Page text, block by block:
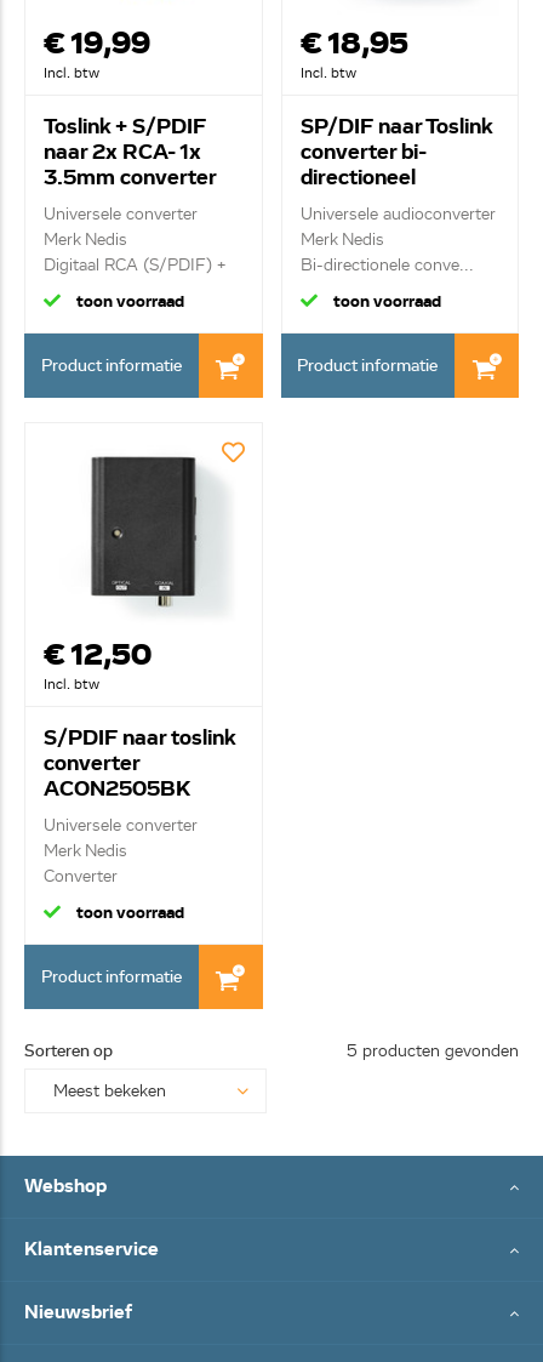
€ 19,99
Incl. btw
Toslink + S/PDIF
naar 2x RCA- 1x
3.5mm converter
ACON2510BK
Universele converter
Merk Nedis
Digitaal RCA (S/PDIF) +
T...
toon voorraad
Product informatie
€ 18,95
Incl. btw
SP/DIF naar Toslink
converter bi-
directioneel
ACON2507BK
Universele audioconverter
Merk Nedis
Bi-directionele conve...
toon voorraad
Product informatie
€ 12,50
Incl. btw
S/PDIF naar toslink
converter
ACON2505BK
Universele converter
Merk Nedis
Converter
toon voorraad
Product informatie
Sorteren op 5 producten gevonden
Webshop
Klantenservice
Nieuwsbrief